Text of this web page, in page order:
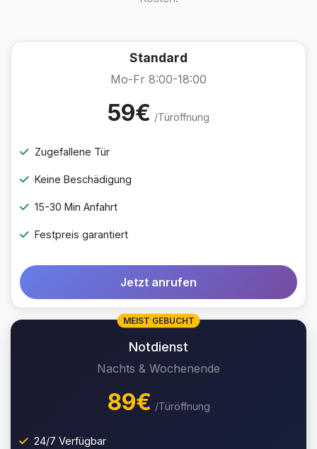
Standard
Mo-Fr 8:00-18:00
59€ /Türöffnung
Zugefallene Tür
Keine Beschädigung
15-30 Min Anfahrt
Festpreis garantiert
Jetzt anrufen
MEIST GEBUCHT
Notdienst
Nachts & Wochenende
89€ /Türöffnung
24/7 Verfügbar